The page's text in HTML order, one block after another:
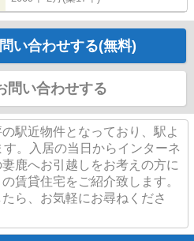
い合わせする(無料)
問い合わせする
駅近物件となっており、駅よ
。入居の当日からインターネ
鹿へお引越しをお考えの方に
賃貸住宅をご紹介致します。
ら、お気軽にお尋ねくださ